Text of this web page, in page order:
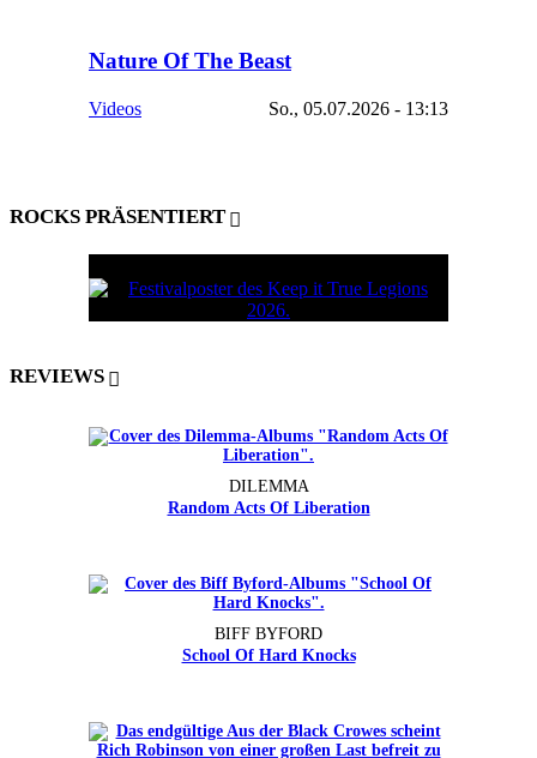
Nature Of The Beast
Videos So., 05.07.2026 - 13:13
ROCKS PRÄSENTIERT
REVIEWS
DILEMMA
Random Acts Of Liberation
BIFF BYFORD
School Of Hard Knocks